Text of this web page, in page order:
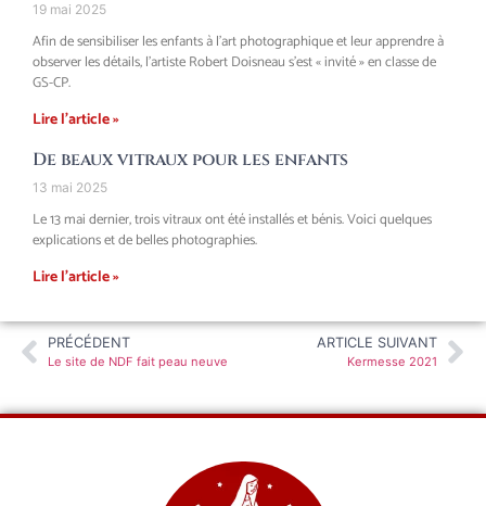
19 mai 2025
Afin de sensibiliser les enfants à l’art photographique et leur apprendre à
observer les détails, l’artiste Robert Doisneau s’est « invité » en classe de
GS-CP.
Lire l'article »
De beaux vitraux pour les enfants
13 mai 2025
Le 13 mai dernier, trois vitraux ont été installés et bénis. Voici quelques
explications et de belles photographies.
Lire l'article »
PRÉCÉDENT
Le site de NDF fait peau neuve
ARTICLE SUIVANT
Kermesse 2021